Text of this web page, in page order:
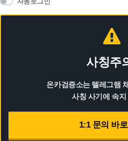
사칭주
온카검증소는 텔레그램
사칭 사기에 속지
1:1 문의 바로